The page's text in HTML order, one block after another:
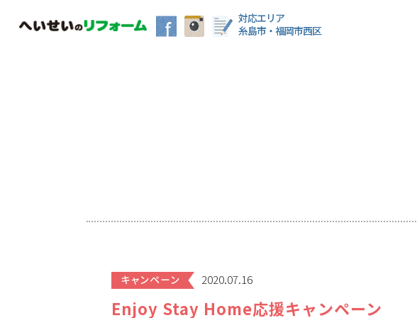
対応エリア
糸島市・福岡市西区
2020.07.16
Enjoy Stay Home応援キャンペーン